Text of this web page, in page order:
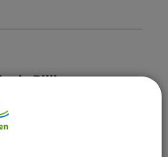
Dillingen